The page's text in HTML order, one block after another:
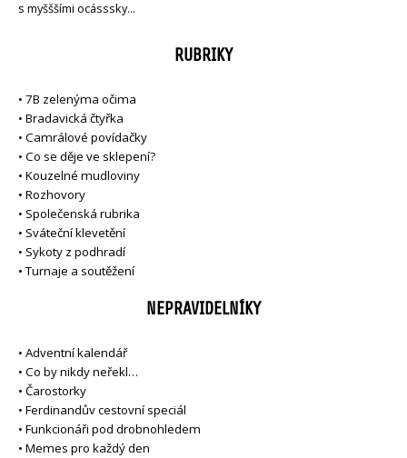
s myšššími ocásssky…
RUBRIKY
• 7B zelenýma očima
• Bradavická čtyřka
• Camrálové povídačky
• Co se děje ve sklepení?
• Kouzelné mudloviny
• Rozhovory
• Společenská rubrika
• Sváteční klevetění
• Sykoty z podhradí
•Turnaje a soutěžení
NEPRAVIDELNÍKY
• Adventní kalendář
• Co by nikdy neřekl…
• Čarostorky
• Ferdinandův cestovní speciál
• Funkcionáři pod drobnohledem
• Memes pro každý den